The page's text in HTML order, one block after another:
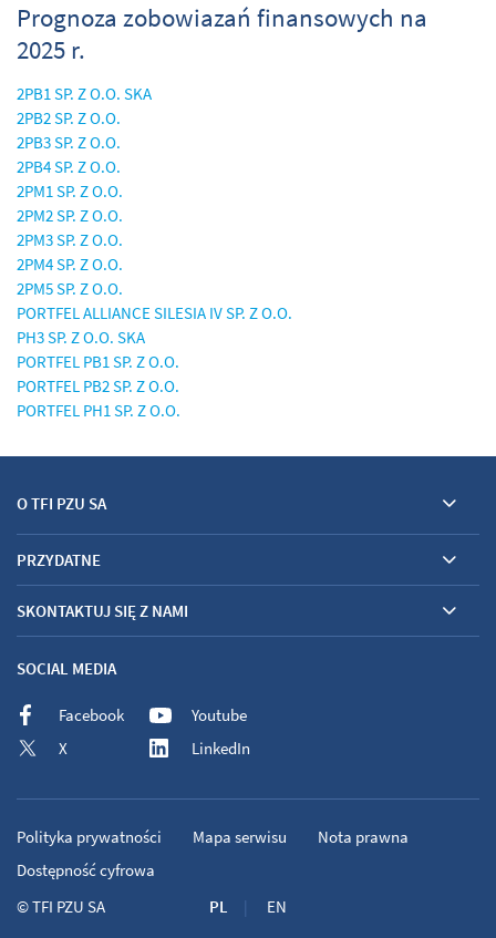
Prognoza zobowiazań finansowych na
2025 r.
2PB1 SP. Z O.O. SKA
2PB2 SP. Z O.O.
2PB3 SP. Z O.O.
2PB4 SP. Z O.O.
2PM1 SP. Z O.O.
2PM2 SP. Z O.O.
2PM3 SP. Z O.O.
2PM4 SP. Z O.O.
2PM5 SP. Z O.O.
PORTFEL ALLIANCE SILESIA IV SP. Z O.O.
PH3 SP. Z O.O. SKA
PORTFEL PB1 SP. Z O.O.
PORTFEL PB2 SP. Z O.O.
PORTFEL PH1 SP. Z O.O.
O TFI PZU SA
PRZYDATNE
SKONTAKTUJ SIĘ Z NAMI
SOCIAL MEDIA
Facebook
X
Youtube
LinkedIn
PL EN
Polityka prywatności Mapa serwisu
Nota prawna
Dostępność cyfrowa
©TFI PZU SA